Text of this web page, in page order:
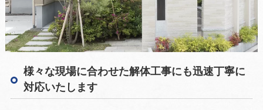
様々な現場に合わせた解体工事にも迅速丁寧に
対応いたします